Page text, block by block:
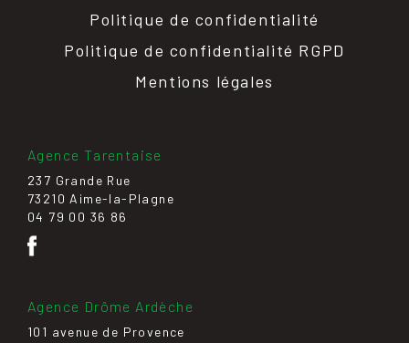
Politique de confidentialité
Politique de confidentialité RGPD
Mentions légales
Agence Tarentaise
237 Grande Rue
73210 Aime-la-Plagne
04 79 00 36 86
Agence Drôme Ardèche
101 avenue de Provence